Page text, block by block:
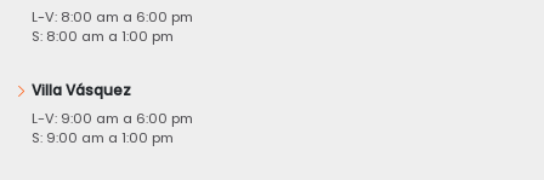
L-V: 8:00 am a 6:00 pm
S: 8:00 am a 1:00 pm
Villa Vásquez
L-V: 9:00 am a 6:00 pm
S: 9:00 am a 1:00 pm